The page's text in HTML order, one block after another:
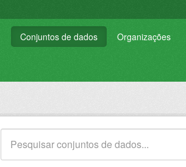
Conjuntos de dados Organizações